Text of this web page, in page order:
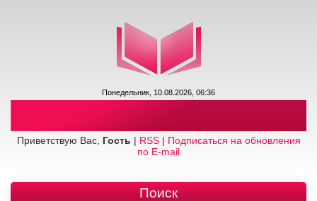
Понедельник, 10.08.2026, 06:36
Приветствую Вас, Гость | RSS| Подписаться на обновления
по E-mail
Поиск